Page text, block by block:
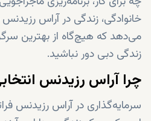
خانوادگی، زندگی در آراس
می‌دهد که هیچ‌گاه از بهترین
زندگی دبی دور نباشید.
چرا آراس رزیدنس
سرمایه‌گذاری در آراس رزیدنس